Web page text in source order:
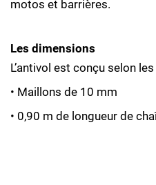
motos et barrières.
Les dimensions
L’antivol est conçu selon
• Maillons de 10 mm
• 0,90 m de longueur de